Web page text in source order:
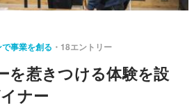
事業を創る 18エントリー
を惹きつける体験を設
ナー